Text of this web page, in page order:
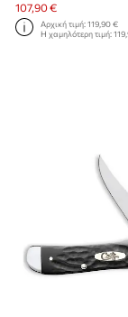
107,90 €
Αρχική τιμή:119,90 €
Η χαμηλότερη τιμή: